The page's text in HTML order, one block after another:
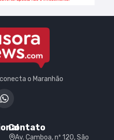
o Maranhão
Contato
Av. Camboa, nº 120, São